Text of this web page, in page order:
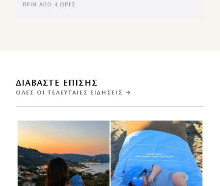
ΠΡΙΝ ΑΠΌ 4 ΏΡΕΣ
ΔΙΑΒΑΣΤΕ ΕΠΙΣΗΣ
ΌΛΕΣ ΟΙ ΤΕΛΕΥΤΑΊΕΣ ΕΙΔΉΣΕΙΣ →